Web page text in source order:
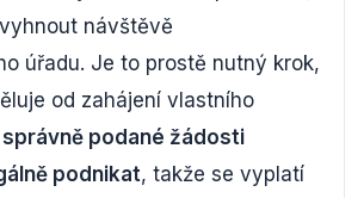
návštěvě
úřadu. Je to prostě nutný krok,
od zahájení vlastního
správně podané žádosti
podnikat, takže se vyplatí